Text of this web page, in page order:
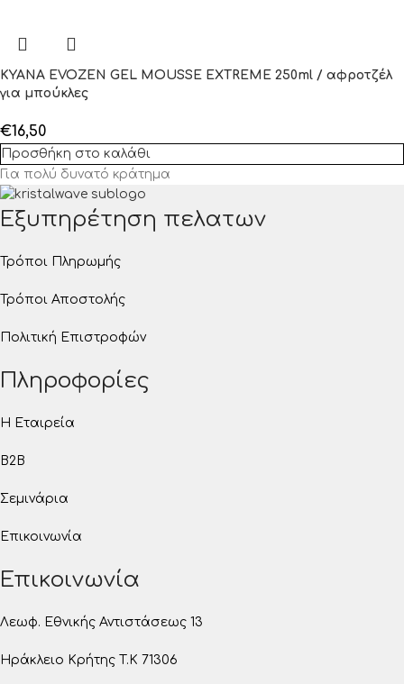
KYANA EVOZEN GEL MOUSSE EXTREME 250ml / αφροτζέλ
για μπούκλες
€16,50
Προσθήκη στο καλάθι
Για πολύ δυνατό κράτημα
Εξυπηρέτηση πελατων
Τρόποι Πληρωμής
Τρόποι Αποστολής
Πολιτική Επιστροφών
Πληροφορίες
Η Εταιρεία
B2B
Σεμινάρια
Επικοινωνία
Επικοινωνία
Λεωφ. Εθνικής Αντιστάσεως 13
Ηράκλειο Κρήτης T.K 71306